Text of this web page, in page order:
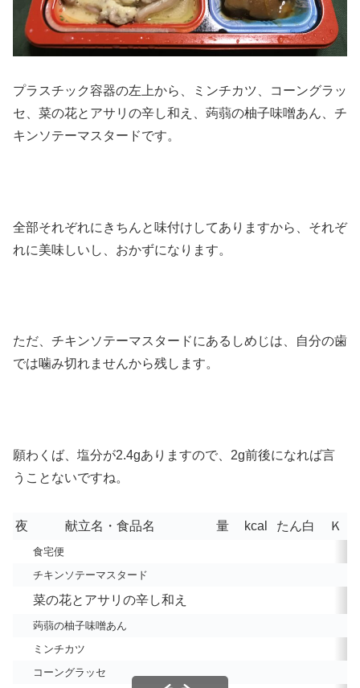
プラスチック容器の左上から、ミンチカツ、コーングラッ
セ、菜の花とアサリの辛し和え、蒟蒻の柚子味噌あん、チ
キンソテーマスタードです。
全部それぞれにきちんと味付けしてありますから、それぞ
れに美味しいし、おかずになります。
ただ、チキンソテーマスタードにあるしめじは、自分の歯
では噛み切れませんから残します。
願わくば、塩分が2.4gありますので、2g前後になれば言
うことないですね。
夜 献立名・食品名 量 kcal たん白 Ｋ
食宅便
チキンソテーマスタード
菜の花とアサリの辛し和え
蒟蒻の柚子味噌あん
ミンチカツ
コーングラッセ